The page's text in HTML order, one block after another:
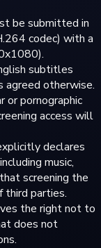
be submitted in
codec) with a
subtitles
agreed otherwise.
or pornographic
access will
declares
music,
screening the
third parties.
the right not to
does not